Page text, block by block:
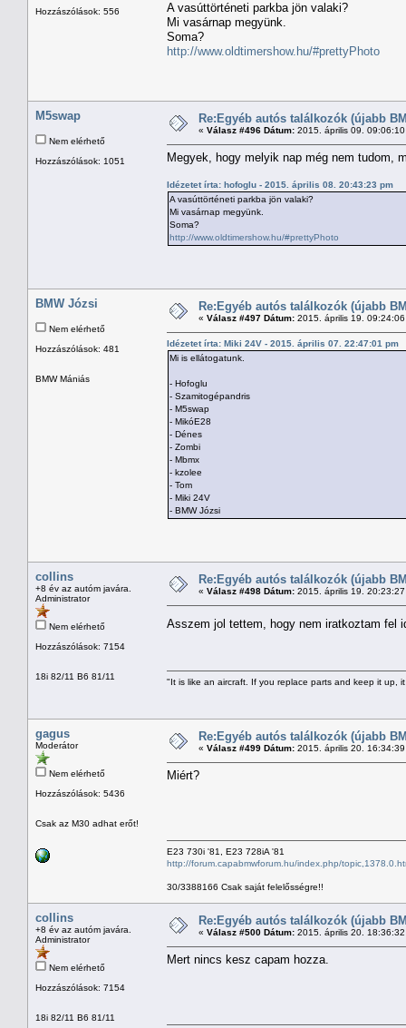
Hozzászólások: 556
A vasúttörténeti parkba jön valaki?
Mi vasárnap megyünk.
Soma?
http://www.oldtimershow.hu/#prettyPhoto
M5swap
Nem elérhető
Hozzászólások: 1051
Re:Egyéb autós találkozók (újabb
« Válasz #496 Dátum: 2015. április 09.
Megyek, hogy melyik nap még nem tudom,
Idézetet írta: hofoglu - 2015. április 08. 20:43:23 pm
A vasúttörténeti parkba jön valaki?
Mi vasárnap megyünk.
Soma?
http://www.oldtimershow.hu/#prettyPhoto
BMW Józsi
Nem elérhető
Hozzászólások: 481
BMW Mániás
Re:Egyéb autós találkozók (újabb
« Válasz #497 Dátum: 2015. április 19.
Idézetet írta: Miki 24V - 2015. április 07. 22:47:01 pm
Mi is ellátogatunk.
- Hofoglu
- Szamitogépandris
- M5swap
- MikóE28
- Dénes
- Zombi
- Mbmx
- kzolee
- Tom
- Miki 24V
- BMW Józsi
collins
+8 év az autóm javára.
Administrator
Nem elérhető
Hozzászólások: 7154
18i 82/11 B6 81/11
Re:Egyéb autós találkozók (újabb
« Válasz #498 Dátum: 2015. április 19.
Asszem jol tettem, hogy nem iratkoztam fel
"It is like an aircraft. If you replace parts and keep it up,
gagus
Moderátor
Nem elérhető
Hozzászólások: 5436
Csak az M30 adhat erőt!
Re:Egyéb autós találkozók (újabb
« Válasz #499 Dátum: 2015. április 20.
Miért?
E23 730i '81, E23 728iA '81
http://forum.capabmwforum.hu/index.php/
30/3388166 Csak saját felelősségre!!
collins
+8 év az autóm javára.
Administrator
Nem elérhető
Hozzászólások: 7154
18i 82/11 B6 81/11
Re:Egyéb autós találkozók (újabb
« Válasz #500 Dátum: 2015. április 20.
Mert nincs kesz capam hozza.